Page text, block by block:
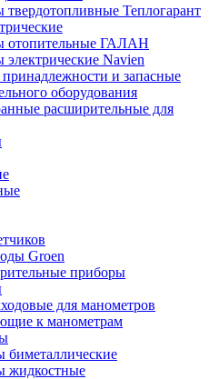
твердотопливные Теплогарант
отопительные ГАЛАН
электрические Navien
и запасные
оборудования
расширительные для
Groen
приборы
для манометров
к манометрам
биметаллические
жидкостные